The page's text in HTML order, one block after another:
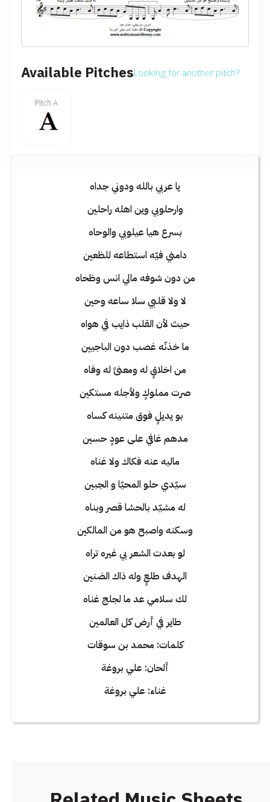
Available PitchesLooking for another pitch?
Pitch A
يا عربي بالله ودوني جداه
وارحلوبي وين اهله راحلين
بسرع هيا عيلوبي والوحاه
دامني فيّه استطاعه للظعين
من دون شوفه مالي انس وظحاه
لا ولا قلبي سلا ساعه وحين
حيث لأن القلب ذايب في هواه
ما خذنّه غصب دون الباجيين
من اخلاقٍ له ومعنىً له وفاه
صرت مملوكٍ ولأجله مستكين
بو يديلٍ فوق متنينه كساه
مدهم غافي على عودٍ حسين
ماليه عنه فكاك ولا غناه
سيّدي حلو المحيّا و الجبين
له مشيّد بالحشا قصر وبناه
وسكنه واصبح هو من المالكين
لو بعدت الشعر بي غيره تراه
الهدف طلعٍ وله ذاك الضنين
لك سلامي عد ما لجلج غناه
طاير في أرض كل العالمين
كلمات: محمد بن سوقات
ألحان: علي بروغة
غناء: علي بروغة